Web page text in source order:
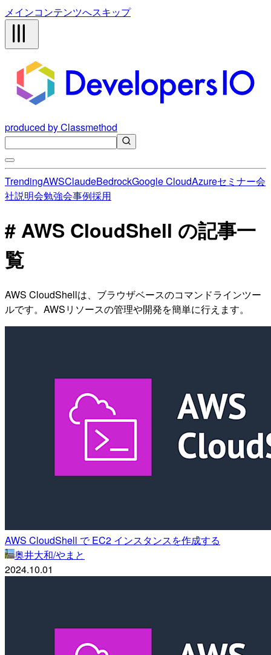
メインコンテンツへスキップ
produced by Classmethod
TrendingAWSClaudeBedrockGoogle CloudAzureセミナー会
社説明会勉強会事例採用
# AWS CloudShell の記事一
覧
AWS CloudShellは、ブラウザベースのコマンドラインツー
ルです。AWSリソースの管理や開発を簡単に行えます。
AWS CloudShell で EC2 インスタンスを作成する
奥井大和/やまと
2024.10.01